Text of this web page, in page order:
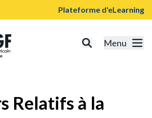
Plateforme d'eLearning
Menu
Relatifs à la